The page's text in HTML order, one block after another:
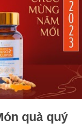
quà quý